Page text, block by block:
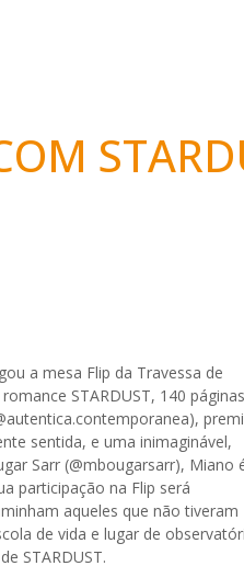
a mesa Flip da Travessa de
STARDUST, 140
sentida, e uma inimaginável,
Sarr (@mbougarsarr), Miano
participação na Flip será
aqueles que não tiveram
de vida e lugar de
STARDUST.